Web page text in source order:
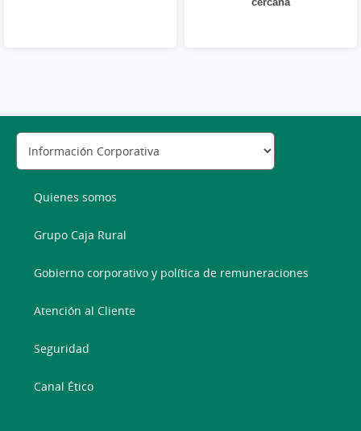
Quienes somos
Grupo Caja Rural
Gobierno corporativo y política de remuneraciones
Atención al Cliente
Seguridad
Canal Ético